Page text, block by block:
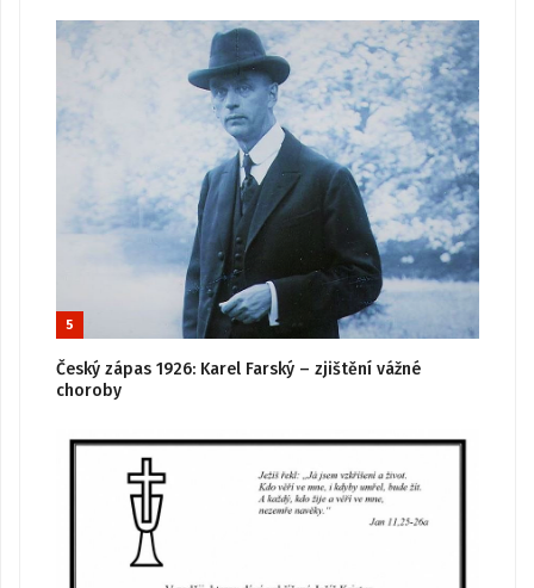
5
Český zápas 1926: Karel Farský – zjištění vážné
choroby